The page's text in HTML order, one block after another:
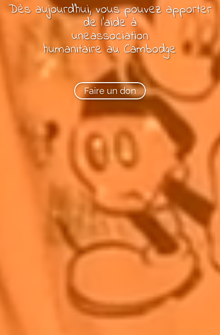
Dès aujourd'hui, vous pouvez apporter
de l'aide à
uneassociation
humanitaireau Cambodge
Faire un don